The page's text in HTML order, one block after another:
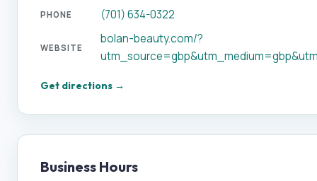
PHONE (701) 634-0322
WEBSITE
bolan-beauty.com/?
Get directions →
Business Hours